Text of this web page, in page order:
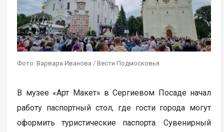
Фото: Варвара Иванова / Вести Подмосковья
В музее «Арт Макет» в Сергиевом Посаде начал
работу паспортный стол, где гости города могут
оформить туристические паспорта. Сувенирный